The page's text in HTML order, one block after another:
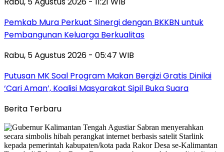
Pemkab Mura Perkuat Sinergi dengan BKKBN untuk
Pembangunan Keluarga Berkualitas
Rabu, 5 Agustus 2026 - 05:47 WIB
Putusan MK Soal Program Makan Bergizi Gratis Dinilai
‘Cari Aman’, Koalisi Masyarakat Sipil Buka Suara
Berita Terbaru